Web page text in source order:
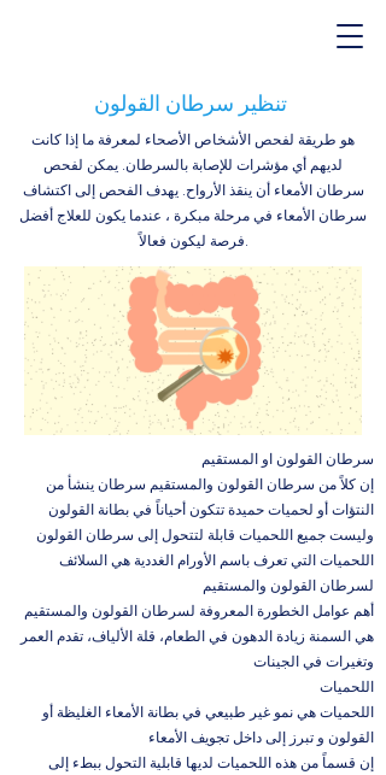
هو طريقة لفحص الأشخاص الأصحاء لمعرفة ما إذا كانت
لديهم أي مؤشرات للإصابة بالسرطان. يمكن لفحص
سرطان الأمعاء أن ينقذ الأرواح. يهدف الفحص إلى اكتشاف
سرطان الأمعاء في مرحلة مبكرة ، عندما يكون للعلاج أفضل
فرصة ليكون فعالاً.
سرطان القولون او المستقيم
إن كلاً من سرطان القولون والمستقيم سرطان ينشأ من
النتؤات أو لحميات حميدة تتكون أحياناً في بطانة القولون
وليست جميع اللحميات قابلة لتتحول إلى سرطان القولون
اللحميات التي تعرف باسم الأورام الغددية هي السلائف
لسرطان القولون والمستقيم
أهم عوامل الخطورة المعروفة لسرطان القولون والمستقيم
هي السمنة زيادة الدهون في الطعام، قلة الألياف، تقدم العمر
وتغيرات في الجينات
اللحميات
اللحميات هي نمو غير طبيعي في بطانة الأمعاء الغليظة أو
القولون و تبرز إلى داخل تجويف الأمعاء
إن قسماً من هذه اللحميات لديها قابلية التحول ببطء إلى